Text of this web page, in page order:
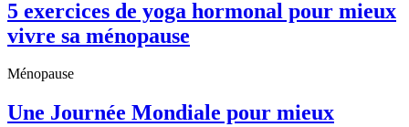
5 exercices de yoga hormonal pour mieux
vivre sa ménopause
Ménopause
Une Journée Mondiale pour mieux